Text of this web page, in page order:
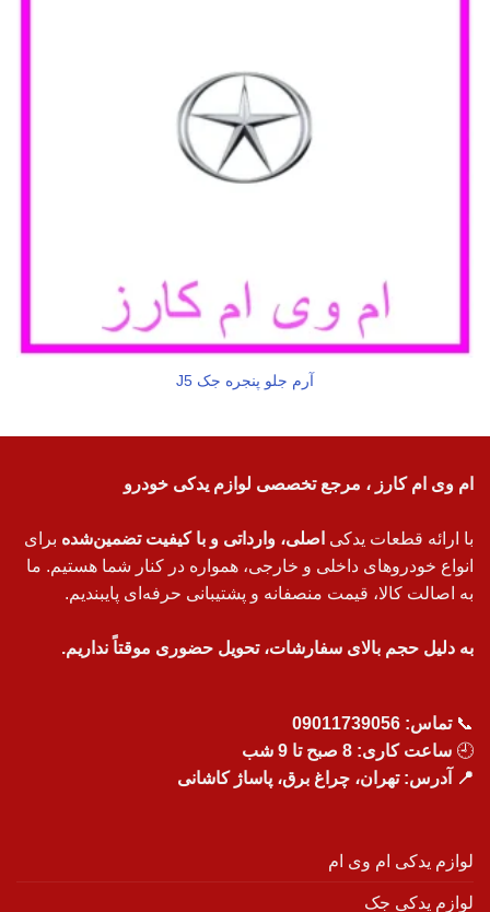
آرم جلو پنجره جک J5
ام وی ام کارز ، مرجع تخصصی لوازم یدکی خودرو
با ارائه قطعات یدکی اصلی، وارداتی و با کیفیت تضمین‌شده برای
انواع خودروهای داخلی و خارجی، همواره در کنار شما هستیم. ما
به اصالت کالا، قیمت منصفانه و پشتیبانی حرفه‌ای پایبندیم.
به دلیل حجم بالای سفارشات، تحویل حضوری موقتاً نداریم.
📞تماس: 09011739056
🕘 ساعت کاری: 8 صبح تا 9 شب
📍 آدرس: تهران، چراغ برق، پاساژ کاشانی
لوازم یدکی ام وی ام
لوازم یدکی جک